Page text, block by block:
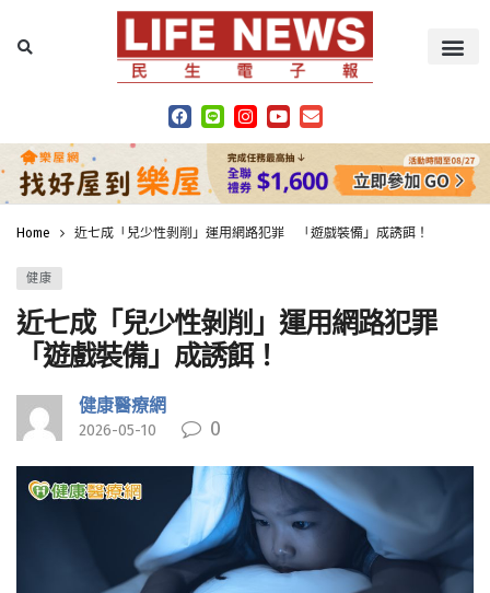
Home 近七成「兒少性剝削」運用網路犯罪 「遊戲裝備」成誘餌！
健康
近七成「兒少性剝削」運用網路犯罪
「遊戲裝備」成誘餌！
健康醫療網
2026-05-10 0